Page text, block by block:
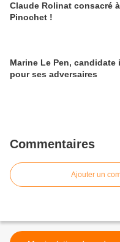
Claude Rolinat consacré
Pinochet !
Marine Le Pen,
pour ses adversaires
Commentaires
Ajouter un